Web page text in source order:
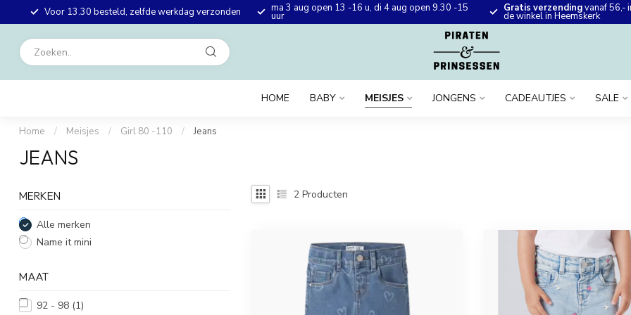
Voor 13.30 besteld, zelfde werkdag verzonden ma 3 aug open 13 -16 u, di 4 aug open 9.30 -15
uur
Gratis verzendingvanaf 56,-
de winkel in Heemskerk
HOME BABY MEISJES JONGENS CADEAUTJES SALE
Home / Meisjes / Girl 80 -110 / Jeans
JEANS
MERKEN
Alle merken
Name it mini
MAAT
92 - 98 (1)
2 Producten